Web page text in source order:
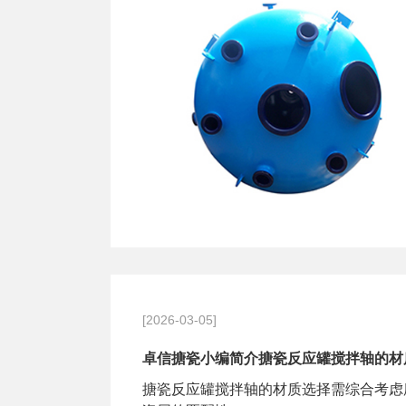
[2026-03-05]
卓信搪瓷小编简介搪瓷反应罐搅拌轴的
搪瓷反应罐搅拌轴的材质选择需综合考